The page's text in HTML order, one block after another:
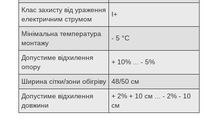
Клас захисту від ураження
електричним струмом
I+
Мінімальна температура
монтажу
- 5 °С
Допустиме відхилення
опору
+ 10% ... - 5%
Ширина сітки/зони обігріву
48/50 см
Допустиме відхилення
довжини
+ 2% + 10 см ... - 2% - 10
см